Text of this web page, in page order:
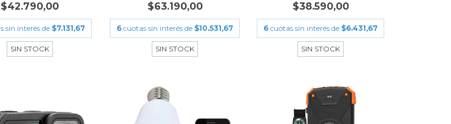
$42.790,00
sin interés de $7.131,67
SIN STOCK
$63.190,00
6 cuotas sin interés de $10.531,67
SIN STOCK
$38.590,00
6 cuotas sin interés de $6.431,67
SIN STOCK